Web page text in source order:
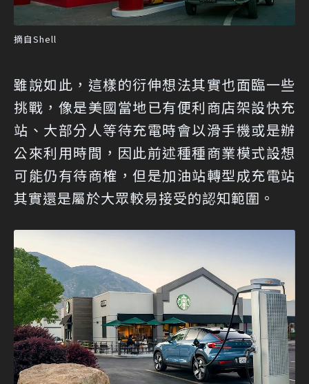
摘自Shell
雖說如此，這樣的衍伸想法其實也面臨一些
挑戰，像是美國當地已有便利商店架設快充
站、大部分人等待充電時會以滑手機或是辦
公來利用時間，因此前述種種商業模式設想
可能仍有待商榷，但是加油站轉型成充電站
其實還是屬於大眾較易接受的認知範圍。